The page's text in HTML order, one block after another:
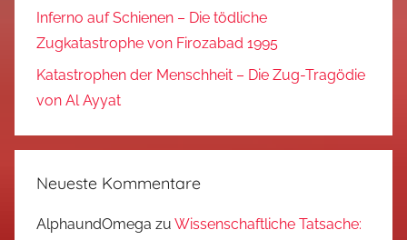
Inferno auf Schienen – Die tödliche
Zugkatastrophe von Firozabad 1995
Katastrophen der Menschheit – Die Zug-Tragödie
von Al Ayyat
Neueste Kommentare
AlphaundOmega zu Wissenschaftliche Tatsache: